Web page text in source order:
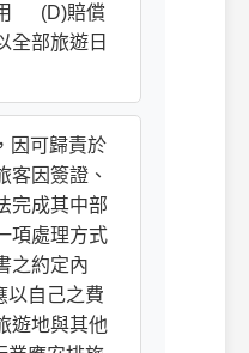
用 (D)賠償
全部旅遊日
因可歸責於
客因簽證、
完成其中部
項處理方式
之約定內
自己之費
遊地與其他